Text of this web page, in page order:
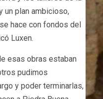
un plan ambicioso,
hace con fondos del
Luxen.
esas obras estaban
pudimos
y poder terminarlas,